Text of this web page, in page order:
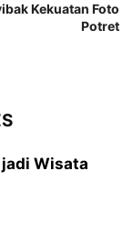
Kekuatan Foto
Potret
Wisata